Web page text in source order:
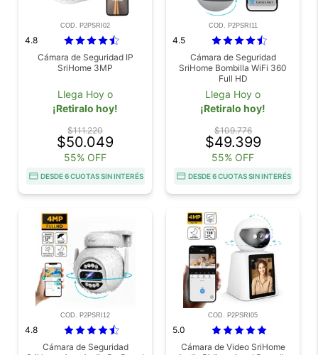
COD. P2PSRI02
4.8
Cámara de Seguridad IP
SriHome 3MP
Llega Hoy o
¡Retiralo hoy!
$111.220
$50.049
55% OFF
DESDE 6 CUOTAS SIN INTERÉS
COD. P2PSRI11
4.5
Cámara de Seguridad
SriHome Bombilla WiFi 360
Full HD
Llega Hoy o
¡Retiralo hoy!
$109.776
$49.399
55% OFF
DESDE 6 CUOTAS SIN INTERÉS
COD. P2PSRI12
4.8
Cámara de Seguridad
COD. P2PSRI05
5.0
Cámara de Video SriHome